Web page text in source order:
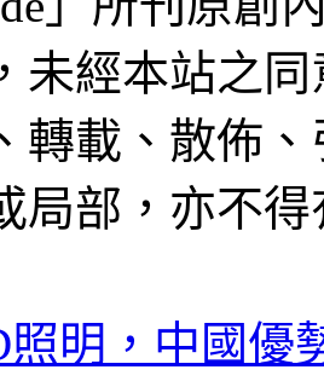
未經本站之
轉載、散佈
局部，亦不
明，中國優